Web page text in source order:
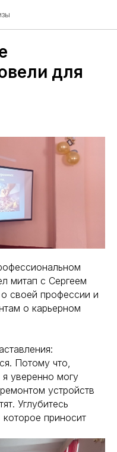
для
митап с Сергеем
своей профессии и
о карьерном
Потому что,
уверенно могу
устройств
Углубитесь
приносит